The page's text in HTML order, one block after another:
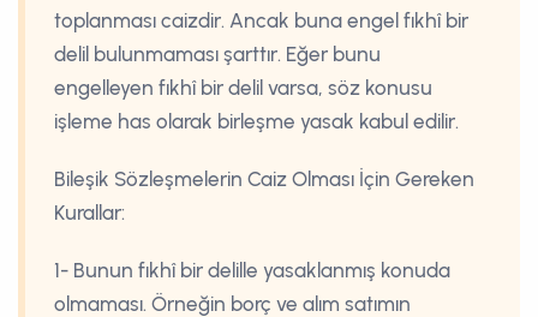
toplanması caizdir. Ancak buna engel fıkhî bir
delil bulunmaması şarttır. Eğer bunu
engelleyen fıkhî bir delil varsa, söz konusu
işleme has olarak birleşme yasak kabul edilir.
Bileşik Sözleşmelerin Caiz Olması İçin Gereken
Kurallar:
1- Bunun fıkhî bir delille yasaklanmış konuda
olmaması. Örneğin borç ve alım satımın